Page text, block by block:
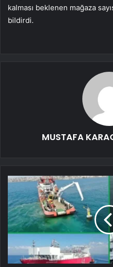
kalması beklenen mağaza
bildirdi.
MUSTAFA